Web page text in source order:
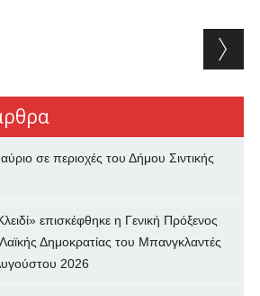
σε περιοχές του Δήμου Σιντικής
επισκέφθηκε η Γενική Πρόξενος
Δημοκρατίας του Μπανγκλαντές
2026